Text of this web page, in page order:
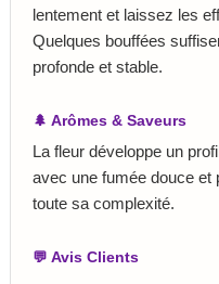
lentement et laissez les
Quelques bouffées
profonde et stable.
🌲 Arômes & Saveurs
La fleur développe un
avec une fumée douce et
toute sa complexité.
💬 Avis Clients